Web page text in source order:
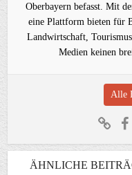
Oberbayern befasst. Mit
eine Plattform bieten für
Landwirtschaft,
Medien keinen
Alle
ÄHNLICHE